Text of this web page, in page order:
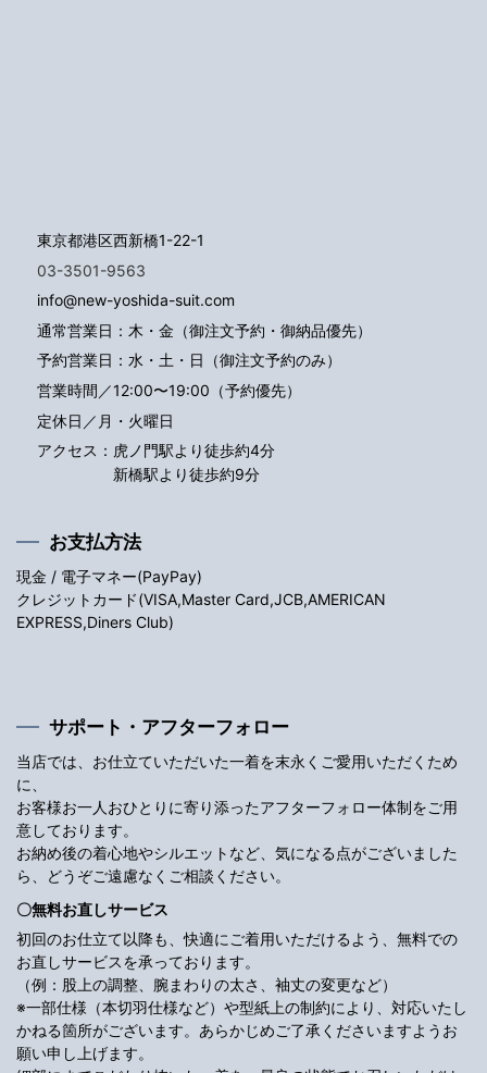
東京都港区西新橋1-22-1
03-3501-9563
info@new-yoshida-suit.com
通常営業日：木・金（御注文予約・御納品優先）
予約営業日：水・土・日（御注文予約のみ）
営業時間／12:00〜19:00（予約優先）
定休日／月・火曜日
アクセス： 虎ノ門駅より徒歩約4分
新橋駅より徒歩約9分
お支払方法
現金 / 電子マネー(PayPay)
クレジットカード(VISA,Master Card,JCB,AMERICAN
EXPRESS,Diners Club)
サポート・アフターフォロー
当店では、お仕立ていただいた一着を末永くご愛用いただくため
に、
お客様お一人おひとりに寄り添ったアフターフォロー体制をご用
意しております。
お納め後の着心地やシルエットなど、気になる点がございました
ら、どうぞご遠慮なくご相談ください。
〇無料お直しサービス
初回のお仕立て以降も、快適にご着用いただけるよう、無料での
お直しサービスを承っております。
（例：股上の調整、腕まわりの太さ、袖丈の変更など）
※一部仕様（本切羽仕様など）や型紙上の制約により、対応いたし
かねる箇所がございます。あらかじめご了承くださいますようお
願い申し上げます。